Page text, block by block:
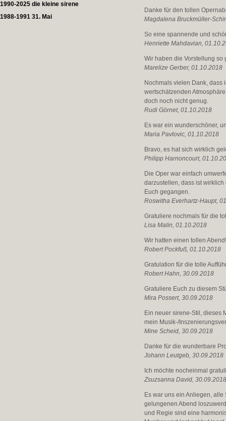
1990-2025 die kleine sirene
1988-1991 31. Mai
Danke für den tollen
Magdalena Bruckmüller-
So eine spannende und
Henriette Mahdavian,
Wir haben die Vorstellung so
Marelize Gerber, 01.10.2018
Nochmals vielen Dank,
wertschätzenden
doch noch nicht genug.
Rudi Görnet, 01.10.2018
Es war ein wunderschöner,
Maria Pavlovic, 01.10.2018
Bravo, es hat sich wirklich
Philipp Harnoncourt,
Die Oper war einfach
darzustellen, dass ist
Euch gegangen.
Roswitha Everhartz-Haupt,
Gratuliere nochmals für die
Lisa Malin, 01.10.2018
Wir hatten einen tollen
Robert Pockfuß, 01.10.2018
Gratulation für die tolle
Robert Hahn, 30.09.2018
Gratuliere Euch zu diesem
Mira Possert, 30.09.2018
Ein neuer sirene-Stil, dieses
mein Musik-/
Mine Scheid,30.09.2018
Danke für die wunderbare
Johann Leutgeb, 30.09.2018
Ich möchte nocheinmal
Zsuzsanna David,
Es war uns ein Anliegen,
gelungenen Abend
und Regie sind eine